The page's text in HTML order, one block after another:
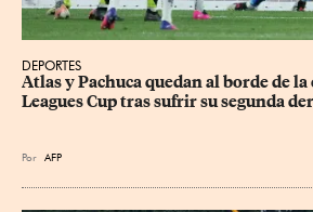
DEPORTES
Atlas y Pachuca quedan al borde de
Leagues Cup tras sufrir su segunda
Por AFP